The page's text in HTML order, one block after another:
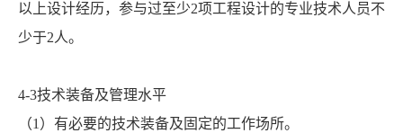
以上设计经历，参与过至少2项工程设计的专业技术人员不
少于2人。
4-3技术装备及管理水平
（1）有必要的技术装备及固定的工作场所。